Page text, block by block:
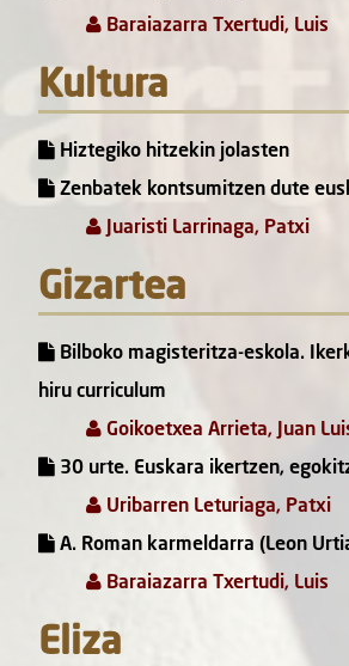
Baraiazarra Txertudi, Luis
Kultura
Hiztegiko hitzekin jolasten
Zenbatek kontsumitzen dute
Juaristi Larrinaga, Patxi
Gizartea
Bilboko magisteritza-eskola.
hiru curriculum
Goikoetxea Arrieta, Juan
30 urte. Euskara ikertzen,
Uribarren Leturiaga, Patxi
A. Roman karmeldarra (Leon
Baraiazarra Txertudi, Luis
Eliza